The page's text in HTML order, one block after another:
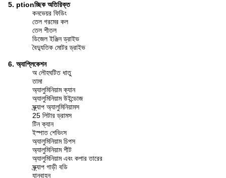
5. ptionচ্ছিক অতিরিক্ত
কনভেয়র ফিডিং
তেল গরমের কল
তেল শীতল
ডিজেল ইঞ্জিন ড্রাইভ
বৈদ্যুতিক মোটর ড্রাইভ
6. অ্যাপ্লিকেশন
অ লৌহঘটিত ধাতু
তামা
অ্যালুমিনিয়াম ক্যান
অ্যালুমিনিয়াম উইন্ডোজ
স্ক্র্যাপ অ্যালুমিনিয়ামস
25 লিটার ড্রামস
টিন ক্যান
ইস্পাত শেভিংস
অ্যালুমিনিয়াম চিপস
অ্যালুমিনিয়াম শীট
অ্যালুমিনিয়াম এবং কপার তারের
স্ক্র্যাপ গাড়ী বডি
যানবাহন